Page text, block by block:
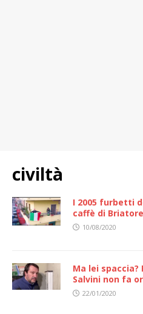
civiltà
I 2005 furbetti
caffè di Briatore
10/08/2020
Ma lei spaccia?
Salvini non fa
22/01/2020